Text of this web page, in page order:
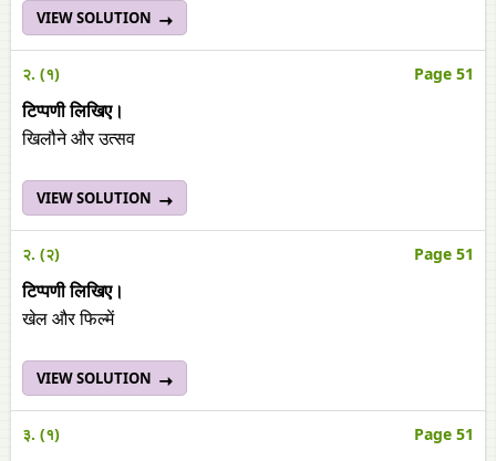
VIEW SOLUTION
२. (१) Page 51
टिप्पणी लिखिए।
खिलौने और उत्सव
VIEW SOLUTION
२. (२) Page 51
टिप्पणी लिखिए।
खेल और फिल्में
VIEW SOLUTION
३. (१) Page 51